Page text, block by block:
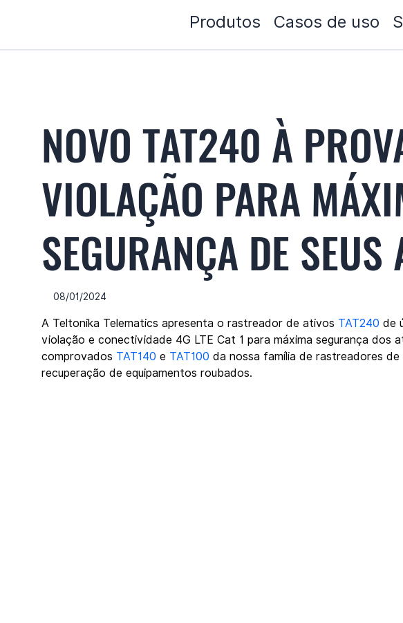
Produtos Casos de uso
NOVO TAT240 À
VIOLAÇÃO PARA
SEGURANÇA DE SEUS
08/01/2024
A Teltonika Telematics apresenta o rastreador de ativos TAT240 de
violação e conectividade 4G LTE Cat 1 para máxima segurança dos
comprovados TAT140 e TAT100 da nossa família de rastreadores
recuperação de equipamentos roubados.